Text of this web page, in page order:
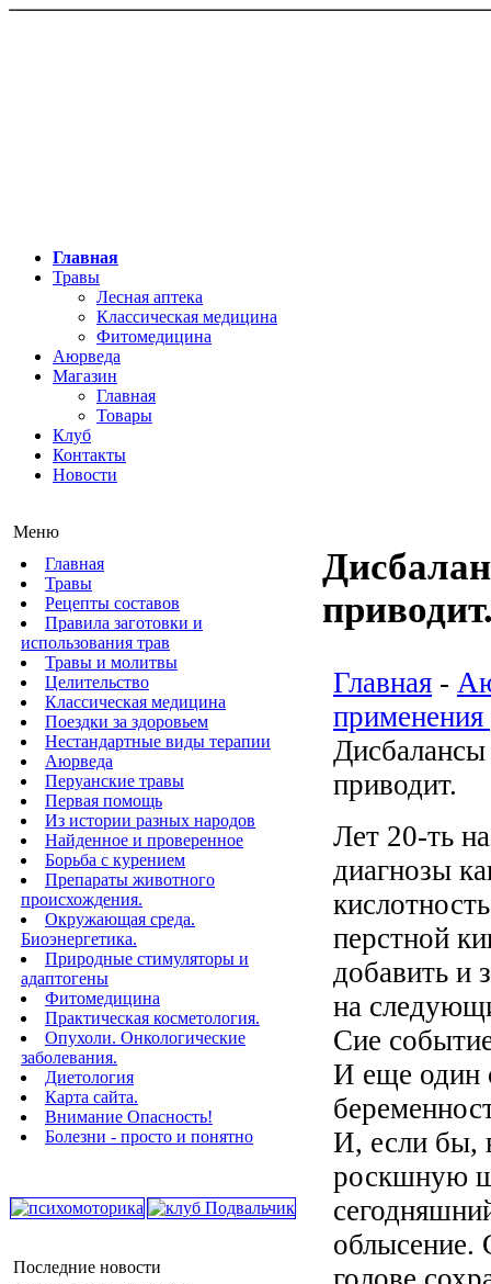
Главная
Травы
Лесная аптека
Классическая медицина
Фитомедицина
Аюрведа
Магазин
Главная
Товары
Клуб
Контакты
Новости
Меню
Главная
Травы
Рецепты составов
Правила заготовки и
использования трав
Травы и молитвы
Целительство
Классическая медицина
Поездки за здоровьем
Нестандартные виды терапии
Аюрведа
Перуанские травы
Первая помощь
Из истории разных народов
Найденное и проверенное
Борьба с курением
Препараты животного
происхождения.
Окружающая среда.
Биоэнергетика.
Природные стимуляторы и
адаптогены
Фитомедицина
Практическая косметология.
Опухоли. Онкологические
заболевания.
Диетология
Карта сайта.
Внимание Опасность!
Болезни - просто и понятно
Последние новости
Главная -
приводит.
Лет 20-ть
диагнозы
перстной
добавить и
на
Сие
И еще один
И, если бы,
роскшную
облысение.